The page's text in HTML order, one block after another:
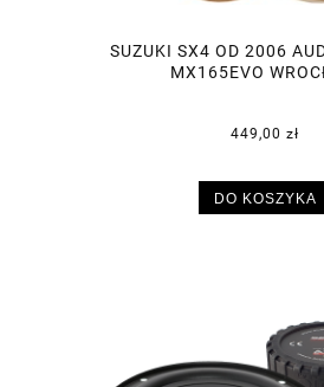
SUZUKI SX4 OD 2006
MX165EVO
449,00 zł
DO KOSZYKA